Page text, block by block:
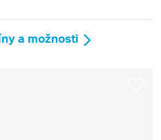
a možnosti